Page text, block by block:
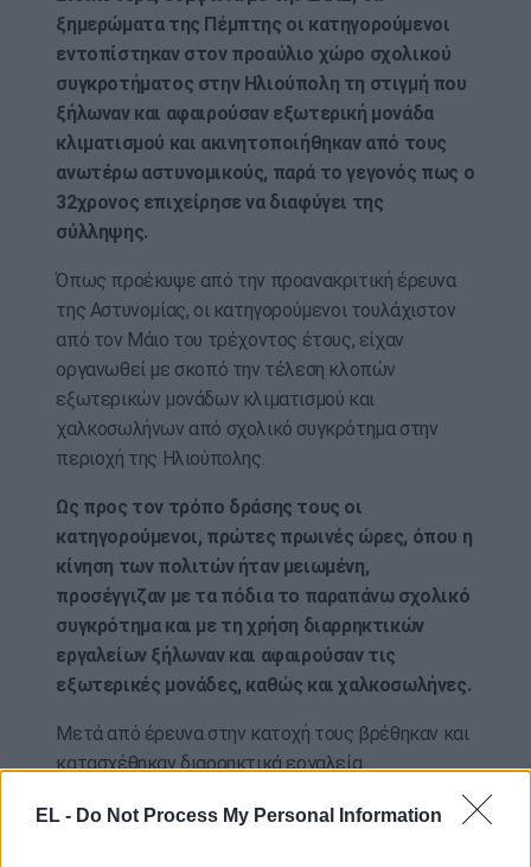
EL - Do Not Process My Personal Information
ξημερώματα της Πέμπτης οι κατηγορούμενοι
εντοπίστηκαν στον προαύλιο χώρο σχολικού
συγκροτήματος στην Ηλιούπολη τη στιγμή που
ξήλωναν και αφαιρούσαν εξωτερική μονάδα
κλιματισμού και ακινητοποιήθηκαν από τους
ανωτέρω αστυνομικούς, παρά το γεγονός πως ο
32χρονος επιχείρησε να διαφύγει της
σύλληψης.
Όπως προέκυψε από την προανακριτική έρευνα
της Αστυνομίας, οι κατηγορούμενοι τουλάχιστον
από τον Μάιο του τρέχοντος έτους, είχαν
οργανωθεί με σκοπό την τέλεση κλοπών
εξωτερικών μονάδων κλιματισμού και
χαλκοσωλήνων από σχολικό συγκρότημα στην
περιοχή της Ηλιούπολης.
Ως προς τον τρόπο δράσης τους οι
κατηγορούμενοι, πρώτες πρωινές ώρες, όπου η
κίνηση των πολιτών ήταν μειωμένη,
προσέγγιζαν με τα πόδια το παραπάνω σχολικό
συγκρότημα και με τη χρήση διαρρηκτικών
εργαλείων ξήλωναν και αφαιρούσαν τις
εξωτερικές μονάδες, καθώς και χαλκοσωλήνες.
Μετά από έρευνα στην κατοχή τους βρέθηκαν και
κατασχέθηκαν διαρρηκτικά εργαλεία.
Από τη μέχρι στιγμής προανακριτική έρευνα